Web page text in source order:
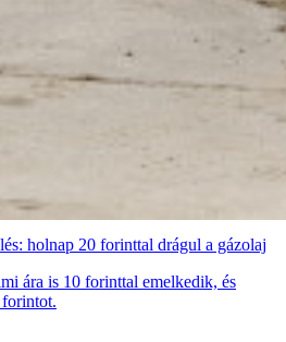
holnap 20 forinttal drágul a gázolaj
ára is 10 forinttal emelkedik, és
forintot.